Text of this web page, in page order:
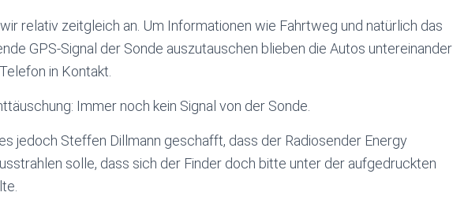
relativ zeitgleich an. Um Informationen wie Fahrtweg und natürlich das
GPS-Signal der Sonde auszutauschen blieben die Autos untereinander
in Kontakt.
Immer noch kein Signal von der Sonde.
jedoch Steffen Dillmann geschafft, dass der Radiosender Energy
solle, dass sich der Finder doch bitte unter der aufgedruckten